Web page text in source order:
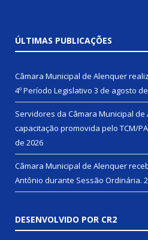
ÚLTIMAS PUBLICAÇÕES
Câmara Municipal de Alenquer
4º Período Legislativo 3 de agosto
Servidores da Câmara Municipal
capacitação promovida pelo TCM/
de 2026
Câmara Municipal de Alenquer
Antônio durante Sessão Ordinária.
DESENVOLVIDO POR CR2